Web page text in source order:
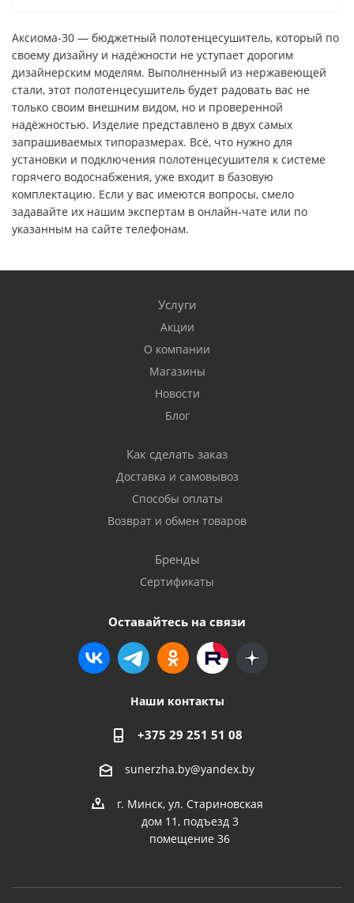
Аксиома-30 — бюджетный полотенцесушитель, который по
своему дизайну и надёжности не уступает дорогим
дизайнерским моделям. Выполненный из нержавеющей
стали, этот полотенцесушитель будет радовать вас не
только своим внешним видом, но и проверенной
надёжностью. Изделие представлено в двух самых
запрашиваемых типоразмерах. Всё, что нужно для
установки и подключения полотенцесушителя к системе
горячего водоснабжения, уже входит в базовую
комплектацию. Если у вас имеются вопросы, смело
задавайте их нашим экспертам в онлайн-чате или по
указанным на сайте телефонам.
Услуги
Акции
О компании
Магазины
Новости
Блог
Как сделать заказ
Доставка и самовывоз
Способы оплаты
Возврат и обмен товаров
Бренды
Сертификаты
Оставайтесь на связи
Наши контакты
+375 29 251 51 08
sunerzha.by@yandex.by
г. Минск, ул. Стариновская
дом 11, подъезд 3
помещение 36